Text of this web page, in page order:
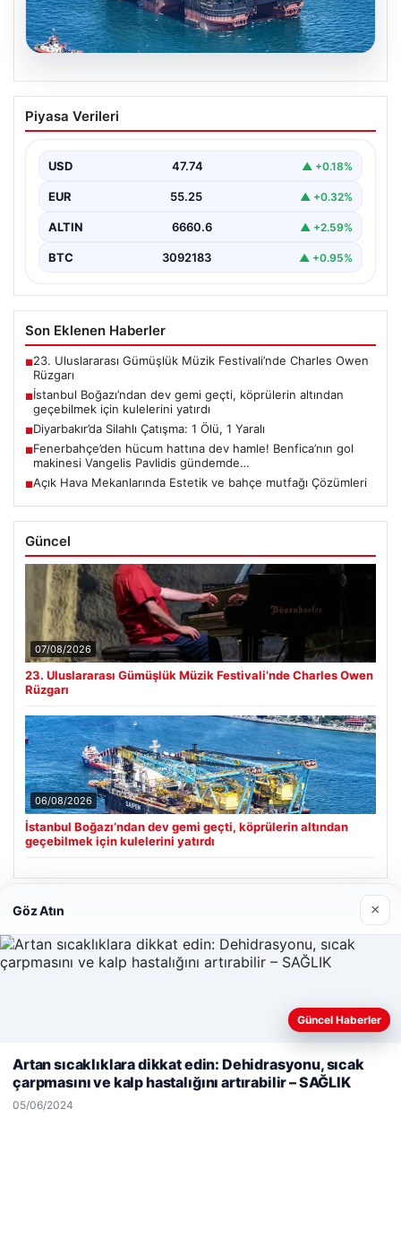
06.08.2026
İstanbul Boğazı’ndan dev gemi geçti,
köprülerin altından geçebilmek için
Bahama bayraklı yarı batık vinç ve boru döşeme gemisi
Piyasa Verileri
USD 47.74 ▲ +0.18%
EUR 55.25 ▲ +0.32%
ALTIN 6660.6 ▲ +2.59%
BTC 3092183 ▲ +0.95%
Son Eklenen Haberler
■23. Uluslararası Gümüşlük Müzik Festivali’nde Charles Owen
Rüzgarı
■İstanbul Boğazı’ndan dev gemi geçti, köprülerin altından
geçebilmek için kulelerini yatırdı
■Diyarbakır’da Silahlı Çatışma: 1 Ölü, 1 Yaralı
■Fenerbahçe’den hücum hattına dev hamle! Benfica’nın gol
makinesi Vangelis Pavlidis gündemde…
■Açık Hava Mekanlarında Estetik ve bahçe mutfağı Çözümleri
Güncel
07/08/2026
23. Uluslararası Gümüşlük Müzik Festivali’nde Charles Owen
Rüzgarı
06/08/2026
İstanbul Boğazı’ndan dev gemi geçti, köprülerin altından
geçebilmek için kulelerini yatırdı
Son Eklenen Firmalar
Hastaş Beton
Web sitemizi nasıl kullandığınızı daha iyi anlayabilmek,
kullanıyoruz.Çerez Politikamız
Reddet Kabul Et
Göz Atın ×
Güncel Haberler
Artan sıcaklıklara dikkat edin: Dehidrasyonu, sıcak
çarpmasını ve kalp hastalığını artırabilir – SAĞLIK
05/06/2024